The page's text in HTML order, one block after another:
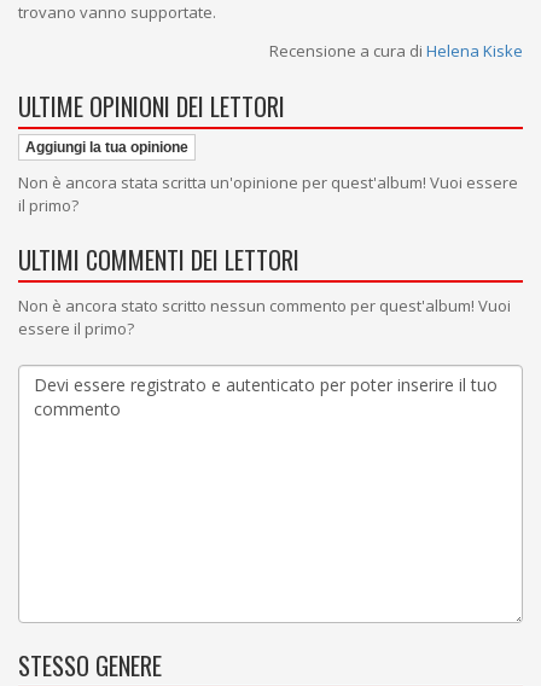
trovano vanno supportate.
Recensione a cura di Helena Kiske
ULTIME OPINIONI DEI LETTORI
Aggiungi la tua opinione
Non è ancora stata scritta un'opinione per quest'album! Vuoi essere
il primo?
ULTIMI COMMENTI DEI LETTORI
Non è ancora stato scritto nessun commento per quest'album! Vuoi
essere il primo?
STESSO GENERE